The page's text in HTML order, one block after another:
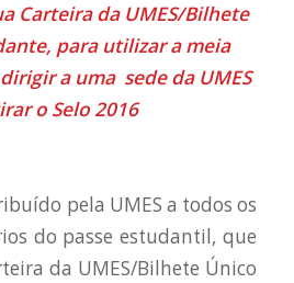
Carteira da UMES/Bilhete
para utilizar a meia
a uma sede da UMES
o Selo 2016
pela UMES a todos os
do passe estudantil, que
da UMES/Bilhete Único